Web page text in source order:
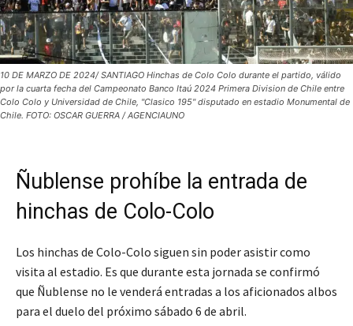
10 DE MARZO DE 2024/ SANTIAGO Hinchas de Colo Colo durante el partido, válido
por la cuarta fecha del Campeonato Banco Itaú 2024 Primera Division de Chile entre
Colo Colo y Universidad de Chile, "Clasico 195" disputado en estadio Monumental de
Chile. FOTO: OSCAR GUERRA / AGENCIAUNO
Ñublense prohíbe la entrada de
hinchas de Colo-Colo
Los hinchas de Colo-Colo siguen sin poder asistir como
visita al estadio. Es que durante esta jornada se confirmó
que Ñublense no le venderá entradas a los aficionados albos
para el duelo del próximo sábado 6 de abril.